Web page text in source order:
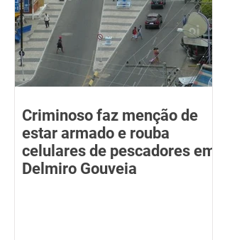
Criminoso faz menção de
estar armado e rouba
celulares de pescadores em
Delmiro Gouveia